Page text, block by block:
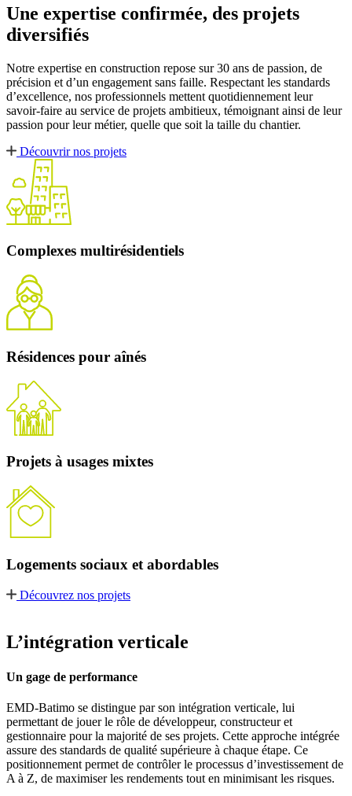
Une expertise confirmée, des projets
diversifiés
Notre expertise en construction repose sur 30 ans de passion, de
précision et d’un engagement sans faille. Respectant les standards
d’excellence, nos professionnels mettent quotidiennement leur
savoir-faire au service de projets ambitieux, témoignant ainsi de leur
passion pour leur métier, quelle que soit la taille du chantier.
Découvrir nos projets
Complexes multirésidentiels
Résidences pour aînés
Projets à usages mixtes
Logements sociaux et abordables
Découvrez nos projets
L’intégration verticale
Un gage de performance
EMD-Batimo se distingue par son intégration verticale, lui
permettant de jouer le rôle de développeur, constructeur et
gestionnaire pour la majorité de ses projets. Cette approche intégrée
assure des standards de qualité supérieure à chaque étape. Ce
positionnement permet de contrôler le processus d’investissement de
A à Z, de maximiser les rendements tout en minimisant les risques.